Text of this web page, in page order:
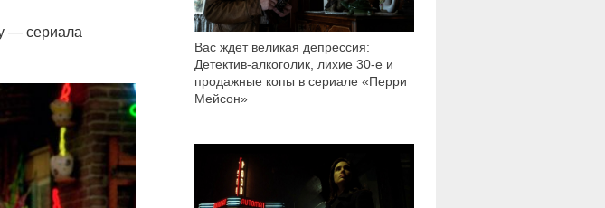
— сериала
Вас ждет великая депрессия:
Детектив-алкоголик, лихие 30-е и
продажные копы в сериале «Перри
Мейсон»
902